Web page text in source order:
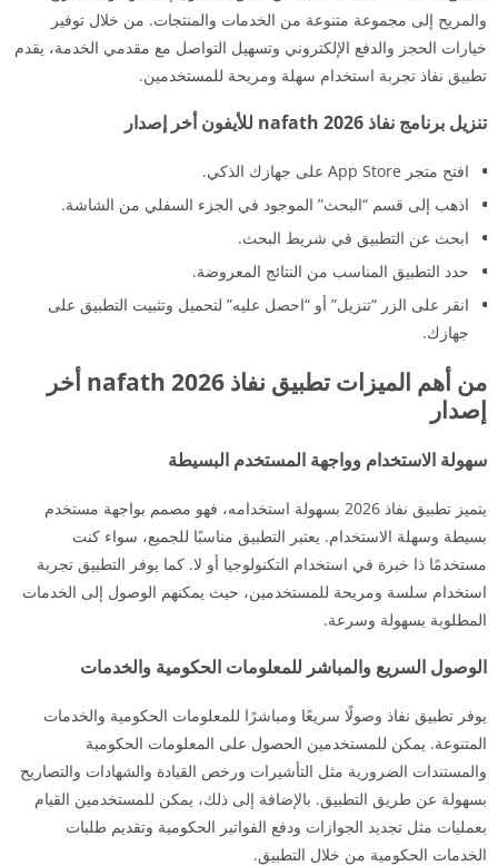
والمريح إلى مجموعة متنوعة من الخدمات والمنتجات. من خلال توفير
خيارات الحجز والدفع الإلكتروني وتسهيل التواصل مع مقدمي الخدمة، يقدم
تطبيق نفاذ تجربة استخدام سهلة ومريحة للمستخدمين.
تنزيل برنامج نفاذ nafath 2026 للأيفون أخر إصدار
افتح متجر App Store على جهازك الذكي.
اذهب إلى قسم “البحث” الموجود في الجزء السفلي من الشاشة.
ابحث عن التطبيق في شريط البحث.
حدد التطبيق المناسب من النتائج المعروضة.
انقر على الزر “تنزيل” أو “احصل عليه” لتحميل وتثبيت التطبيق على
جهازك.
من أهم الميزات تطبيق نفاذ nafath 2026 أخر
إصدار
سهولة الاستخدام وواجهة المستخدم البسيطة
يتميز تطبيق نفاذ 2026 بسهولة استخدامه، فهو مصمم بواجهة مستخدم
بسيطة وسهلة الاستخدام. يعتبر التطبيق مناسبًا للجميع، سواء كنت
مستخدمًا ذا خبرة في استخدام التكنولوجيا أو لا. كما يوفر التطبيق تجربة
استخدام سلسة ومريحة للمستخدمين، حيث يمكنهم الوصول إلى الخدمات
المطلوبة بسهولة وسرعة.
الوصول السريع والمباشر للمعلومات الحكومية والخدمات
يوفر تطبيق نفاذ وصولًا سريعًا ومباشرًا للمعلومات الحكومية والخدمات
المتنوعة. يمكن للمستخدمين الحصول على المعلومات الحكومية
والمستندات الضرورية مثل التأشيرات ورخص القيادة والشهادات والتصاريح
بسهولة عن طريق التطبيق. بالإضافة إلى ذلك، يمكن للمستخدمين القيام
بعمليات مثل تجديد الجوازات ودفع الفواتير الحكومية وتقديم طلبات
الخدمات الحكومية من خلال التطبيق.